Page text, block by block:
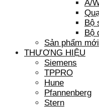
A/
Bộ
Bộ
Sản phẩm mới
THƯƠNG HIỆU
Siemens
TPPRO
Hune
Pfannenberg
Stern